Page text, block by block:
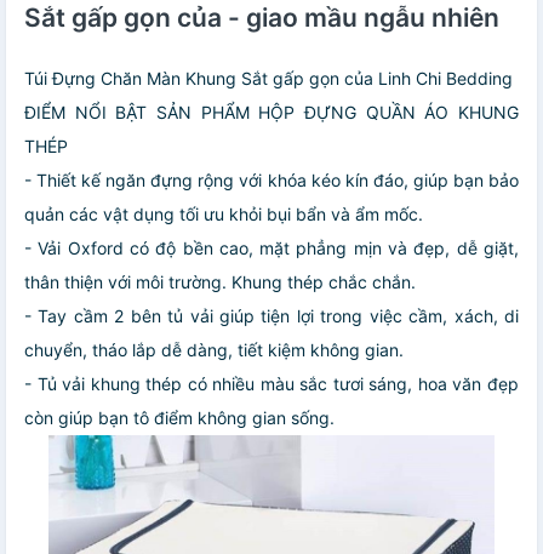
Sắt gấp gọn của - giao mầu ngẫu nhiên
Túi Đựng Chăn Màn Khung Sắt gấp gọn của Linh Chi Bedding
ĐIỂM NỔI BẬT SẢN PHẨM HỘP ĐỰNG QUẦN ÁO KHUNG
THÉP
- Thiết kế ngăn đựng rộng với khóa kéo kín đáo, giúp bạn bảo
quản các vật dụng tối ưu khỏi bụi bẩn và ẩm mốc.
- Vải Oxford có độ bền cao, mặt phẳng mịn và đẹp, dễ giặt,
thân thiện với môi trường. Khung thép chắc chắn.
- Tay cầm 2 bên tủ vải giúp tiện lợi trong việc cầm, xách, di
chuyển, tháo lắp dễ dàng, tiết kiệm không gian.
- Tủ vải khung thép có nhiều màu sắc tươi sáng, hoa văn đẹp
còn giúp bạn tô điểm không gian sống.